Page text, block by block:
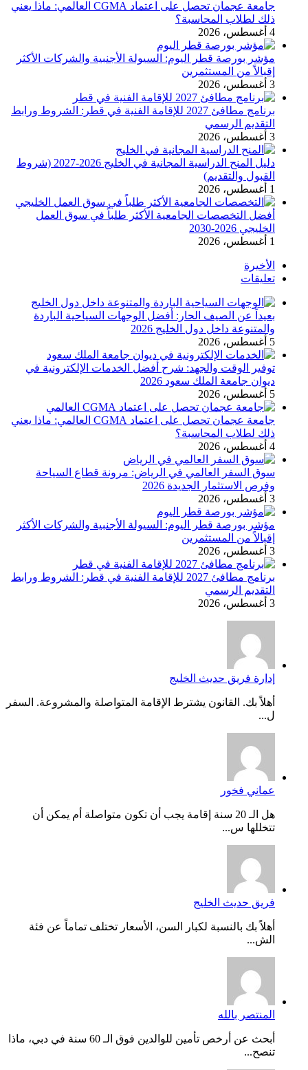
جامعة عجمان تحصل على اعتماد CGMA العالمي: ماذا يعني
ذلك لطلاب المحاسبة؟
4 أغسطس، 2026
مؤشر بورصة قطر اليوم: السيولة الأجنبية والشركات الأكثر
إقبالاً من المستثمرين
3 أغسطس، 2026
برنامج مطافئ 2027 للإقامة الفنية في قطر: الشروط ورابط
التقديم الرسمي
3 أغسطس، 2026
دليل المنح الدراسية المجانية في الخليج 2026-2027 (شروط
القبول والتقديم)
1 أغسطس، 2026
أفضل التخصصات الجامعية الأكثر طلباً في سوق العمل
الخليجي 2026-2030
1 أغسطس، 2026
الأخيرة
تعليقات
بعيداً عن الصيف الحار: أفضل الوجهات السياحية الباردة
والمتنوعة داخل دول الخليج 2026
5 أغسطس، 2026
توفير الوقت والجهد: شرح أفضل الخدمات الإلكترونية في
ديوان جامعة الملك سعود 2026
5 أغسطس، 2026
جامعة عجمان تحصل على اعتماد CGMA العالمي: ماذا يعني
ذلك لطلاب المحاسبة؟
4 أغسطس، 2026
سوق السفر العالمي في الرياض: مرونة قطاع السياحة
وفرص الاستثمار الجديدة 2026
3 أغسطس، 2026
مؤشر بورصة قطر اليوم: السيولة الأجنبية والشركات الأكثر
إقبالاً من المستثمرين
3 أغسطس، 2026
برنامج مطافئ 2027 للإقامة الفنية في قطر: الشروط ورابط
التقديم الرسمي
3 أغسطس، 2026
إدارة فريق حديث الخليج
أهلاً بك. القانون يشترط الإقامة المتواصلة والمشروعة. السفر
ل...
عماني فخور
هل الـ 20 سنة إقامة يجب أن تكون متواصلة أم يمكن أن
تتخللها س...
فريق حديث الخليج
أهلاً بك بالنسبة لكبار السن، الأسعار تختلف تماماً عن فئة
الش...
المنتصر بالله
أبحث عن أرخص تأمين للوالدين فوق الـ 60 سنة في دبي، ماذا
تنصح...